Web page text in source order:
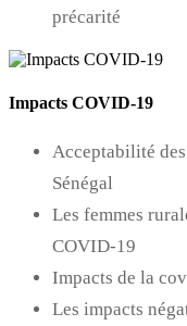
précarité
Impacts COVID-19
Acceptabilité
Sénégal
Les femmes
COVID-19
Impacts de la
Les impacts